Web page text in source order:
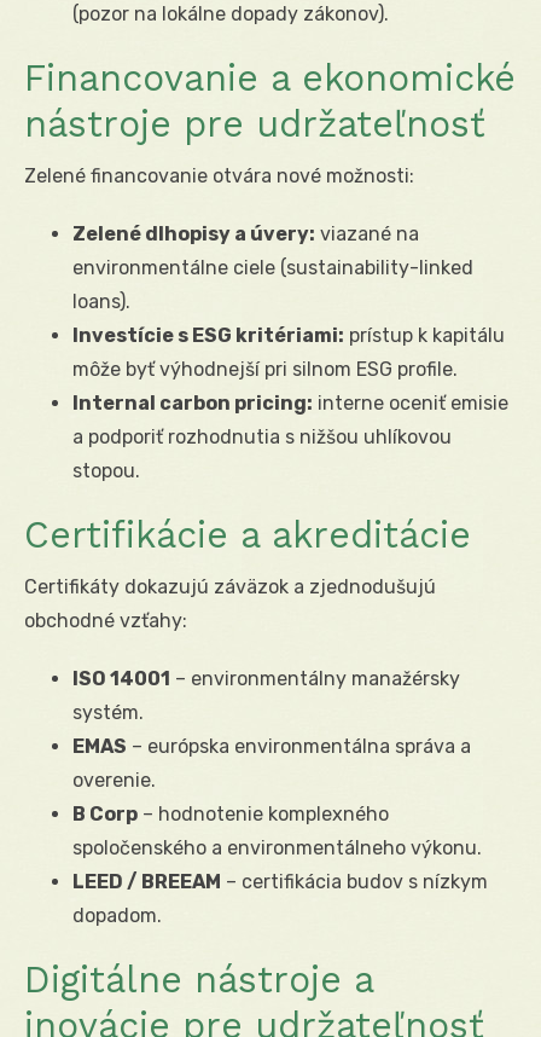
(pozor na lokálne dopady zákonov).
Financovanie a ekonomické
nástroje pre udržateľnosť
Zelené financovanie otvára nové možnosti:
Zelené dlhopisy a úvery: viazané na
environmentálne ciele (sustainability-linked
loans).
Investície s ESG kritériami: prístup k kapitálu
môže byť výhodnejší pri silnom ESG profile.
Internal carbon pricing: interne oceniť emisie
a podporiť rozhodnutia s nižšou uhlíkovou
stopou.
Certifikácie a akreditácie
Certifikáty dokazujú záväzok a zjednodušujú
obchodné vzťahy:
ISO 14001 – environmentálny manažérsky
systém.
EMAS – európska environmentálna správa a
overenie.
B Corp – hodnotenie komplexného
spoločenského a environmentálneho výkonu.
LEED / BREEAM – certifikácia budov s nízkym
dopadom.
Digitálne nástroje a
inovácie pre udržateľnosť